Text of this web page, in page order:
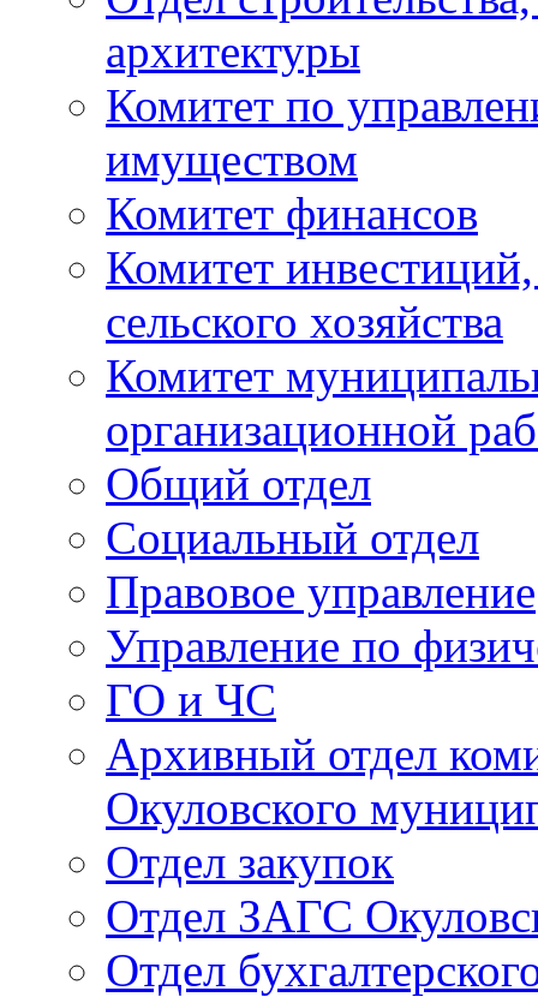
архитектуры
Комитет по
имуществом
Комитет финансов
Комитет
сельского хозяйства
Комитет
организационной
Общий отдел
Социальный отдел
Правовое управление
Управление по
ГО и ЧС
Архивный отдел
Окуловского
Отдел закупок
Отдел ЗАГС
Отдел